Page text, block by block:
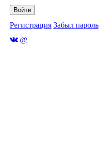
Войти
Регистрация Забыл пароль
@